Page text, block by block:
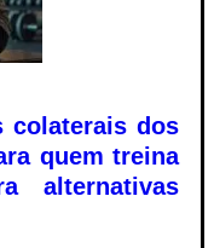
colaterais dos
quem treina
alternativas